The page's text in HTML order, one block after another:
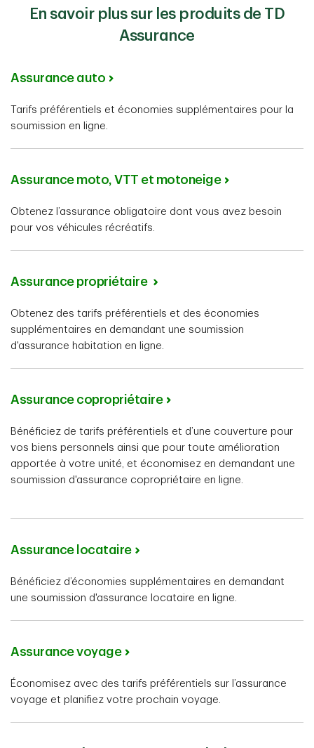
En savoir plus sur les produits de TD
Assurance
Assurance auto
Tarifs préférentiels et économies supplémentaires pour la
soumission en ligne.
Assurance moto, VTT et motoneige
Obtenez l’assurance obligatoire dont vous avez besoin
pour vos véhicules récréatifs.
Assurance propriétaire
Obtenez des tarifs préférentiels et des économies
supplémentaires en demandant une soumission
d'assurance habitation en ligne.
Assurance copropriétaire
Bénéficiez de tarifs préférentiels et d’une couverture pour
vos biens personnels ainsi que pour toute amélioration
apportée à votre unité, et économisez en demandant une
soumission d'assurance copropriétaire en ligne.
Assurance locataire
Bénéficiez d’économies supplémentaires en demandant
une soumission d'assurance locataire en ligne.
Assurance voyage
Économisez avec des tarifs préférentiels sur l’assurance
voyage et planifiez votre prochain voyage.